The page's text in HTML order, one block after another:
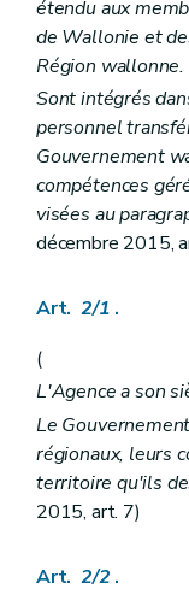
étendu aux
de Wallonie et
Région wallonne.
Sont intégrés
personnel
Gouvernement
compétences
visées au
décembre 2015,
Art. 2/1 .
(
L'Agence a son
Le
régionaux, leurs
territoire qu'ils
2015, art. 7)
Art. 2/2 .